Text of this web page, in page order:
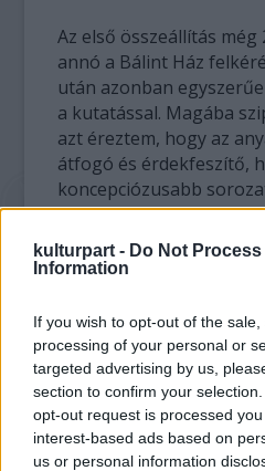
kulturpart - Do Not Process
Information
If you wish to opt-out of the
processing of your personal or
targeted advertising by us,
section to confirm your
opt-out request is processed
interest-based ads based on
us or personal information
Az első összeállítás
annó a Bálint Ház
után azonban
a kutatással. Magába
azt éreztem, hogy az
átfogó és érdekfeszítő,
koncepciózusabb
belőle. Pár hónappal
Éjszakáján már a
aulájában szerveztünk
rátaláltunk, valamilyen
mert aznap este több
ott. Így jöhetett el az a
évadban, hogy
előadást. Nagy
az érdeklődés a sorozat